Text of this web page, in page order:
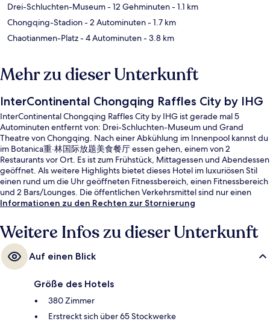
Drei-Schluchten-Museum- 12 Gehminuten- 1.1 km
Chongqing-Stadion- 2 Autominuten- 1.7 km
Chaotianmen-Platz- 4 Autominuten- 3.8 km
Mehr zu dieser Unterkunft
InterContinental Chongqing Raffles City by IHG
InterContinental Chongqing Raffles City by IHG ist gerade mal 5
Autominuten entfernt von: Drei-Schluchten-Museum und Grand
Theatre von Chongqing. Nach einer Abkühlung im Innenpool kannst du
im Botanica重·林国际放题美食餐厅 essen gehen, einem von 2
Restaurants vor Ort. Es ist zum Frühstück, Mittagessen und Abendessen
geöffnet. Als weitere Highlights bietet dieses Hotel im luxuriösen Stil
einen rund um die Uhr geöffneten Fitnessbereich, einen Fitnessbereich
und 2 Bars/Lounges. Die öffentlichen Verkehrsmittel sind nur einen
kurzen Fußmarsch entfernt: Zur Station Daxigou sind es 9 Minuten und
Informationen zu den Rechten zur Stornierung
Weitere Infos zu dieser Unterkunft
Auf einen Blick
Größe des Hotels
380 Zimmer
Erstreckt sich über 65 Stockwerke